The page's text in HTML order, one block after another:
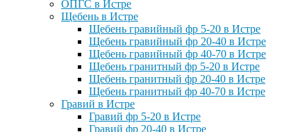
ОПГС в Истре
Щебень в Истре
Щебень гравийный фр 5-20 в Истре
Щебень гравийный фр 20-40 в Истре
Щебень гравийный фр 40-70 в Истре
Щебень гранитный фр 5-20 в Истре
Щебень гранитный фр 20-40 в Истре
Щебень гранитный фр 40-70 в Истре
Гравий в Истре
Гравий фр 5-20 в Истре
Гравий фр 20-40 в Истре